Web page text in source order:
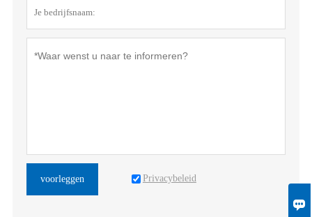

voorleggen Privacybeleid